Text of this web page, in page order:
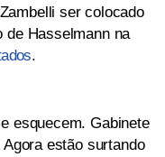
ser colocado
de Hasselmann na
.
esquecem. Gabinete
estão surtando